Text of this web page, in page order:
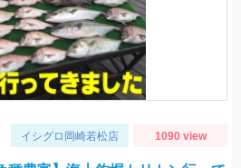
イシグロ岡崎若松店 1090 view